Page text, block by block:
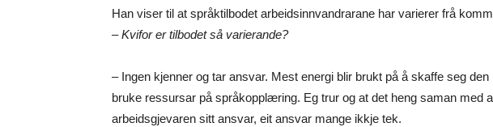
Han viser til at språktilbodet arbeidsinnvandrarane har varierer frå
– Kvifor er tilbodet så varierande?
– Ingen kjenner og tar ansvar. Mest energi blir brukt på å skaffe seg
bruke ressursar på språkopplæring. Eg trur og at det heng saman med
arbeidsgjevaren sitt ansvar, eit ansvar mange ikkje tek.